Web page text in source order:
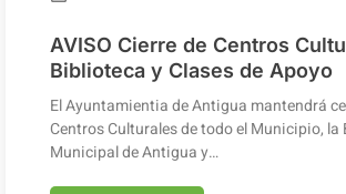
AVISO Cierre de Centros
Biblioteca y Clases de Apoyo
El Ayuntamientia de Antigua mantendrá
Centros Culturales de todo el Municipio, la
Municipal de Antigua y…